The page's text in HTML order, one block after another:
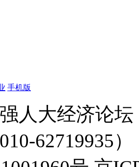
手机版
人大经济论
62719935）